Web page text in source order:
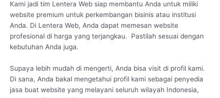
Kami jadi tim Lentera Web siap membantu Anda untuk miliki
website premium untuk perkembangan bisinis atau institusi
Anda. Di Lentera Web, Anda dapat memesan website
profesional di harga yang terjangkau. Pastilah sesuai dengan
kebutuhan Anda juga.
Supaya lebih mudah di mengerti, Anda bisa visit di profil kami.
Di sana, Anda bakal mengetahui profil kami sebagai penyedia
jasa buat website yang melayani seluruh wilayah Indonesia,